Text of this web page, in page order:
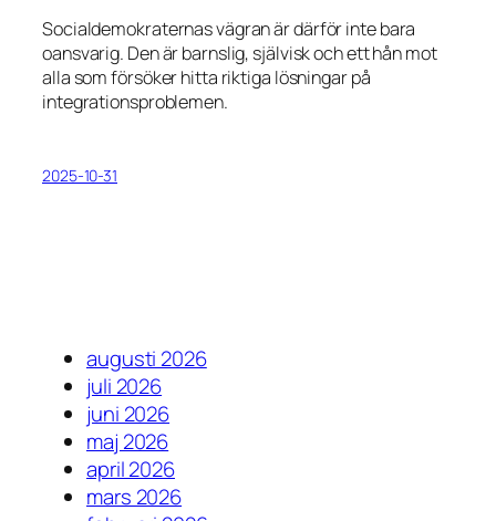
Socialdemokraternas vägran är därför inte bara
oansvarig. Den är barnslig, självisk och ett hån mot
alla som försöker hitta riktiga lösningar på
integrationsproblemen.
2025-10-31
augusti 2026
juli 2026
juni 2026
maj 2026
april 2026
mars 2026